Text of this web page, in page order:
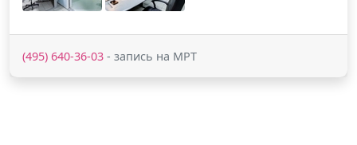
(495) 640-36-03 - запись на МРТ